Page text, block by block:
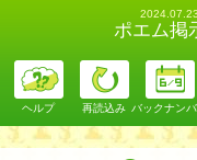
2024.07.23
ポエム掲
ヘルプ 再読込み バックナン